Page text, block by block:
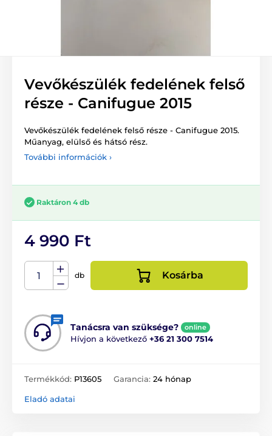
Vevőkészülék fedelének felső
része - Canifugue 2015
Vevőkészülék fedelének felső része - Canifugue 2015.
Műanyag, elülső és hátsó rész.
További információk ›
Raktáron 4 db
4 990 Ft
db Kosárba
Tanácsra van szüksége? online
Hívjon a következő +36 21 300 7514
Termékkód: P13605 Garancia: 24 hónap
Eladó adatai